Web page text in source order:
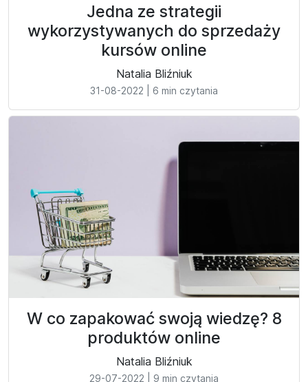
Jedna ze strategii
wykorzystywanych do sprzedaży
kursów online
Natalia Bliźniuk
31-08-2022 6 min czytania
W co zapakować swoją wiedzę? 8
produktów online
Natalia Bliźniuk
29-07-2022 9 min czytania